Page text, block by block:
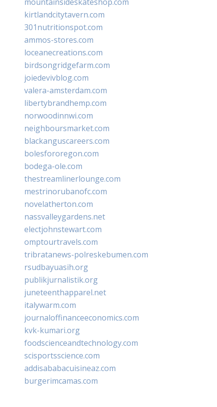
kirtlandcitytavern.com
301nutritionspot.com
ammos-stores.com
loceanecreations.com
birdsongridgefarm.com
joiedevivblog.com
valera-amsterdam.com
libertybrandhemp.com
norwoodinnwi.com
neighboursmarket.com
blackanguscareers.com
bolesfororegon.com
bodega-ole.com
thestreamlinerlounge.com
mestrinorubanofc.com
novelatherton.com
nassvalleygardens.net
electjohnstewart.com
omptourtravels.com
tribratanews-polreskebumen.com
rsudbayuasih.org
publikjurnalistik.org
juneteenthapparel.net
italywarm.com
journaloffinanceeconomics.com
kvk-kumari.org
foodscienceandtechnology.com
scisportsscience.com
addisababacuisineaz.com
burgerimcamas.com